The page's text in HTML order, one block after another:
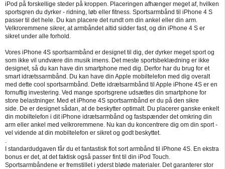
iPod på forskellige steder på kroppen. Placeringen afhænger meget af, hvilken
sportsgren du dyrker - ridning, løb eller fitness. Sportsarmbånd til iPhone 4 S
passer til det hele. Du kan placere det rundt om din ankel eller din arm.
Velkroremmene sikrer, at armbåndet altid sidder fast, og din iPhone 4 S er
sikret under alle forhold.
Vores iPhone 4S sportsarmbånd er designet til dig, der dyrker meget sport og
som ikke vil undvære din musik imens. Det meste sportsbeklædning er ikke
designet, så du kan have din smartphone med dig. Derfor har du brug for et
smart idrætssarmbånd. Du kan have din Apple mobiltelefon med dig overalt
med dette cool sportsarmbånd. Dette idrætsarmbånd til Apple iPhone 4S er en
fornuftig investering. Ved mange sportsgrene udsættes din smartphone for
store belastninger. Med et iPhone 4S sportsarmbånd er du på den sikre
side. De er designet sådan, at de beskytter optimalt. Du placerer ganske enkelt
din mobiltelefon i dit iPhone idrætsarmbånd og fastspænder det omkring din
arm eller ankel med velkroremmene. Nu kan du koncentrere dig om din sport -
vel vidende at din mobiltelefon er sikret og godt beskyttet.
.
I standardudgaven får du et fantastisk flot sort armbånd til iPhone 4S. En ekstra
bonus er det, at det faktisk også passer fint til din iPod Touch.
Sportsarmbåndene er fremstillet i yderst bløde materialer. Det garanterer stor